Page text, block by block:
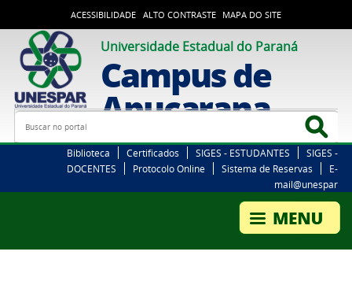
ACESSIBILIDADE ALTO CONTRASTE MAPA DO SITE
Universidade Estadual do Paraná
Campus de
Apucarana
Busca
Biblioteca Certificados SIGES - ESTUDANTES
SIGES -
DOCENTES
Protocolo Online Sistema de Reservas
E-
mail@unespar